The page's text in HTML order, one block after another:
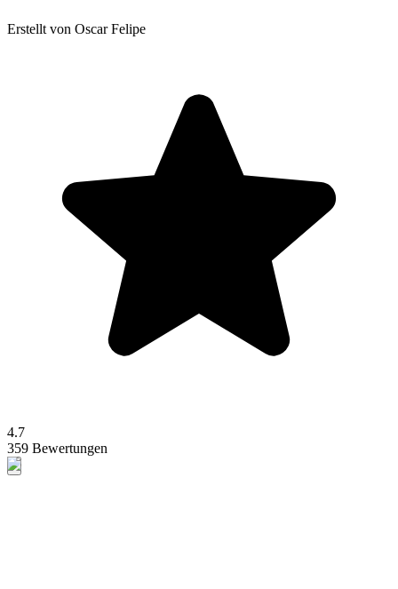
Erstellt von Oscar Felipe
4.7
359 Bewertungen